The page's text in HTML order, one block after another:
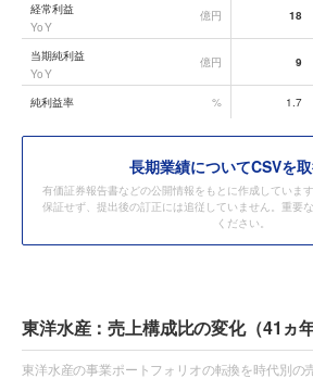
経常利益
YoY
億円 18
当期純利益
YoY
億円 9
純利益率 % 1.7
長期業績についてCSVを
有価証券報告書などの公開情報をもとに作成していま
保証せず、提出後の訂正には追従していません。重要
ください。
東洋水産：売上構成比の変化（41ヵ年
東洋水産の事業ポートフォリオの転換を時代別の